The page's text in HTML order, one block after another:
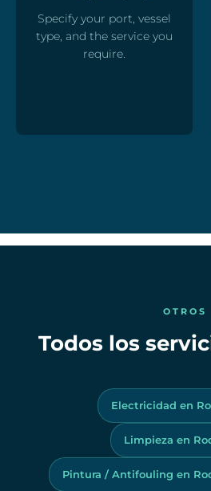
Specify your port, vessel
type, and the service you
require.
Todos los
Electricidad en
Limpieza en
Pintura / Antifouling en